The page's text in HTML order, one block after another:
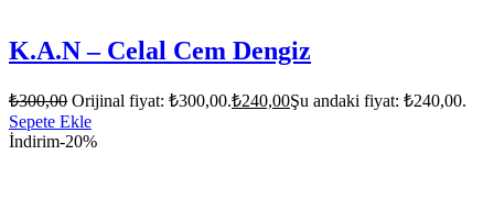
K.A.N – Celal Cem Dengiz
₺300,00 Orijinal fiyat: ₺300,00.₺240,00Şu andaki fiyat: ₺240,00.
Sepete Ekle
İndirim-20%